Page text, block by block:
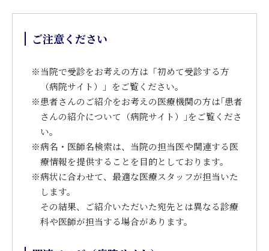
ご注意ください
※当院で受診をお考えの方は「初めて受診する方
（病院サイト）」をご覧ください。
※患者さんのご紹介をお考えの医療機関の方は｢患者
さんの紹介について（病院サイト）｣をご覧くださ
い。
※病名・医師名検索は、当院の担当医や関連する医
療情報を提供することを目的としております。
※病状に合わせて、最適な医療スタッフが担当いた
します。
その結果、ご紹介いただいた宛先とは異なる診療
科や医師が担当する場合があります。